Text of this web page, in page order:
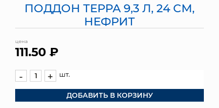
ЯЩИКИ
СУНДУКИ
ПОДАРОЧНЫЕ КАРТЫ
ПОДДОН ТЕРРА 9,3 Л, 24 СМ,
НЕФРИТ
цена
111.50 ₽
- + шт.
ДОБАВИТЬ В КОРЗИНУ